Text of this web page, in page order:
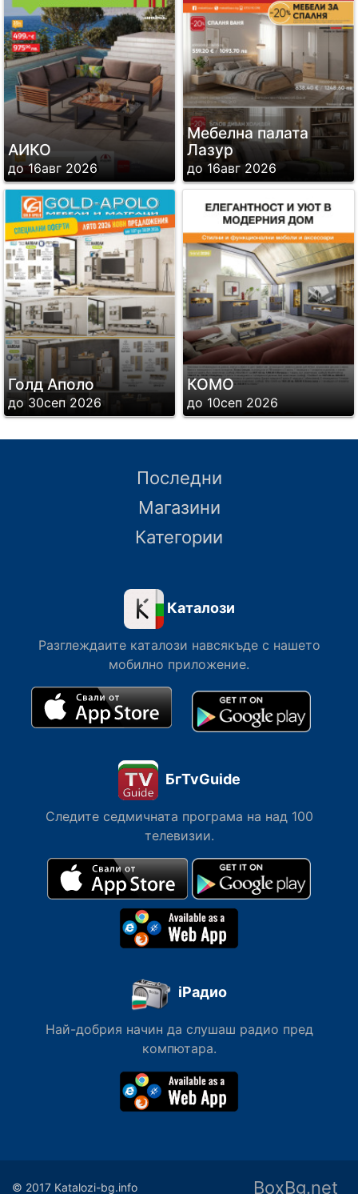
АИКО
до 16авг 2026
Мебелна палата
Лазур
до 16авг 2026
Голд Аполо
до 30сеп 2026
КОМО
до 10сеп 2026
Последни
Магазини
Категории
Каталози
Разглеждаите каталози навсякъде с нашето
мобилно приложение.
БгTvGuide
Следите седмичната програма на над 100
телевизии.
iРадио
Най-добрия начин да слушаш радио пред
компютара.
© 2017 Katalozi-bg.info BoxBg.net